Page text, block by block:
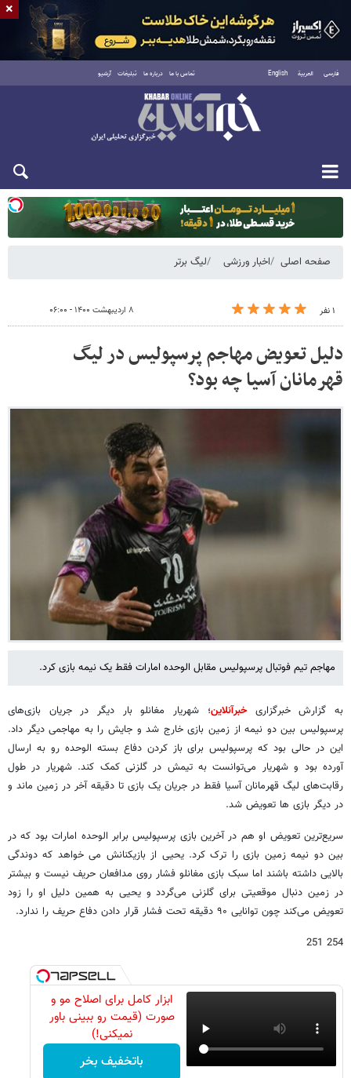
فارسی العربية English تماس با ما درباره ما تبلیغات آرشیو
دوشنبه ۱۹ مرداد ۱۴۰۵
صفحه اصلی اخبار ورزشی لیگ برتر
۱ نفر ۸ اردیبهشت ۱۴۰۰ - ۰۶:۰۰
دلیل تعویض مهاجم پرسپولیس در لیگ
قهرمانان آسیا چه بود؟
مهاجم تیم فوتبال پرسپولیس مقابل الوحده امارات فقط یک نیمه بازی کرد.
به گزارش خبرگزاریخبرآنلاین؛ شهریار مغانلو بار دیگر در جریان بازی‌های
پرسپولیس بین دو نیمه از زمین بازی خارج شد و جایش را به مهاجمی دیگر داد.
این در حالی بود که پرسپولیس برای باز کردن دفاع بسته الوحده رو به ارسال
آورده بود و شهریار می‌توانست به تیمش در گلزنی کمک کند. شهریار در طول
رقابت‌های لیگ قهرمانان آسیا فقط در جریان یک بازی تا دقیقه آخر در زمین ماند و
در دیگر بازی ها تعویض شد.
سریع‌ترین تعویض او هم در آخرین بازی پرسپولیس برابر الوحده امارات بود که در
بین دو نیمه زمین بازی را ترک کرد. یحیی از بازیکنانش می خواهد که دوندگی
بالایی داشته باشند اما سبک بازی مغانلو فشار روی مدافعان حریف نیست و بیشتر
در زمین دنبال موقعیتی برای گلزنی می‌گردد و یحیی به همین دلیل او را زود
تعویض می‌کند چون توانایی ۹۰ دقیقه تحت فشار قرار دادن دفاع حریف را ندارد.
254 251
ابزار کامل برای اصلاح مو و
صورت (قیمت رو ببینی باور
نمیکنی!)
باتخفیف بخر
×